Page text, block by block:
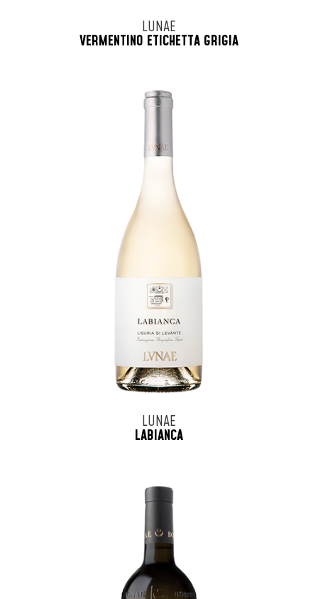
LUNAE
VERMENTINO ETICHETTA GRIGIA
LUNAE
LABIANCA